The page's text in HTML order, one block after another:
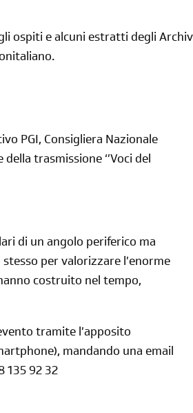
ospiti e alcuni estratti degli
PGI, Consigliera Nazionale
trasmissione ‘’Voci del
di un angolo periferico ma
per valorizzare l’enorme
costruito nel tempo,
tramite l’apposito
mandando una email
135 92 32